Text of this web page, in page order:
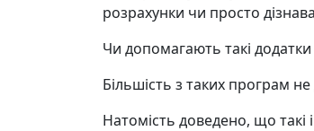
розрахунки чи просто
Чи допомагають такі
Більшість з таких програм
Натомість доведено, що такі